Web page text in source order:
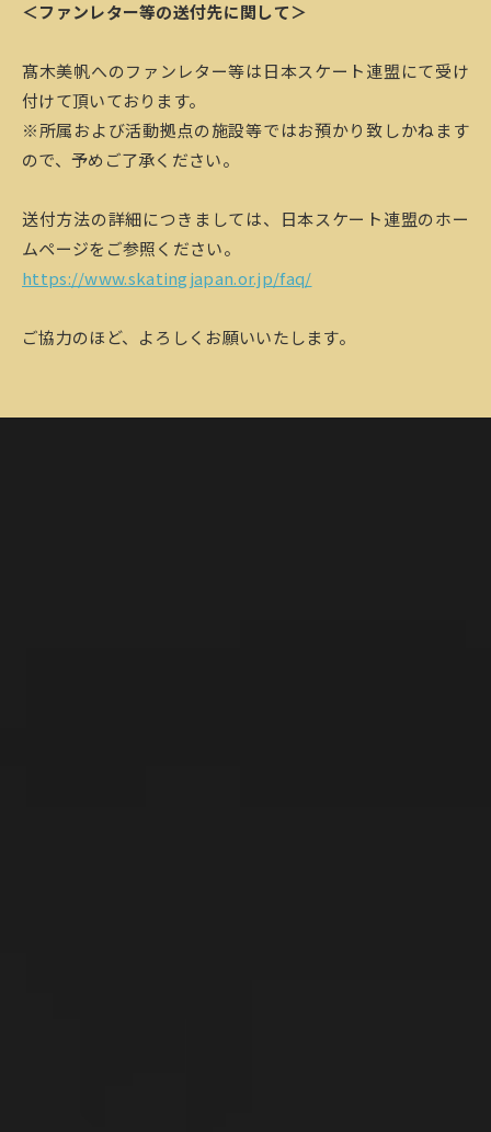
＜ファンレター等の送付先に関して＞
髙木美帆へのファンレター等は日本スケート連盟にて受け
付けて頂いております。
※所属および活動拠点の施設等ではお預かり致しかねます
ので、予めご了承ください。
送付方法の詳細につきましては、日本スケート連盟のホー
ムページをご参照ください。
https://www.skatingjapan.or.jp/faq/
ご協力のほど、よろしくお願いいたします。